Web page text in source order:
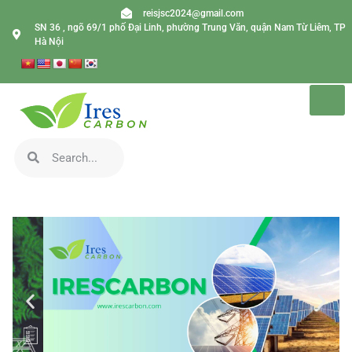
reisjsc2024@gmail.com
SN 36 , ngõ 69/1 phố Đại Linh, phường Trung Văn, quận Nam Từ Liêm, TP
Hà Nội